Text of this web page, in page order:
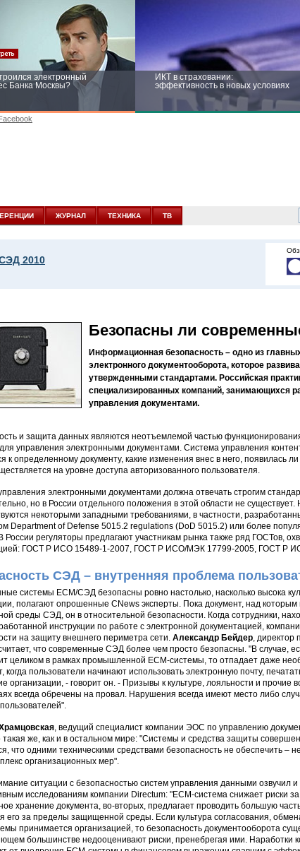
электронный
Банка Москвы?
ИКТ в страховании:
эффективность в новых условиях
новых условиях
ЖУРНАЛ ТЕХНИКА ТВ
2010
Безопасны ли
Информационная безопасность – одно из
электронного документооборота, которое
утвержденными стандартами. Российская
специализированных компаний, занимающихся
управления документами.
и защита данных являются неотъемлемой частью
управления электронными документами. Система управления
к определенному документу, какие изменения внес в него, появилась
на уровне доступа авторизованного пользователя.
электронными документами должна отвечать строгим
но в России отдельного положения в этой области не
некоторыми западными требованиями, в частности,
Department of Defense 5015.2 regulations (DoD 5015.2) или более
России регуляторы предлагают участникам рынка также ряд ГОСТов,
ГОСТ Р ИСО 15489-1-2007, ГОСТ Р ИСО/МЭК 17799-2005, ГОСТ Р
СЭД – внутренняя проблема
системы ЕСМ/СЭД безопасны ровно настолько, насколько высока
полагают опрошенные CNews эксперты. Пока документ, над
среды СЭД, он в относительной безопасности. Когда сотрудники,
инструкции по работе с электронной документацией,
на защиту внешнего периметра сети. Александр Бейдер, директор
что современные СЭД более чем просто безопасны. "В случае,
целиком в рамках промышленной ECM-системы, то отпадает даже
когда пользователи начинают использовать электронную почту,
организации, - говорит он. - Призывы к культуре, лояльности и прочие
всегда обречены на провал. Нарушения всегда имеют место либо
, ведущий специалист компании ЭОС по управлению
же, как и в остальном мире: "Системы и средства защиты
что одними техническими средствами безопасность не обеспечить –
организационных мер".
ситуации с безопасностью систем управления данными озвучил и
исследованиям компании Directum: "ECM-система снижает риски
хранение документа, во-вторых, предлагает проводить большую
его за пределы защищенной среды. Если культура согласования,
принимается организацией, то безопасность документооборота
большинстве недооценивают риски, пренебрегая ими. Наработки